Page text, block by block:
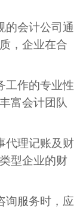
的会计公司通
，企业在合
工作的专业性
富会计团队
代理记账及财
型企业的财
询服务时，应